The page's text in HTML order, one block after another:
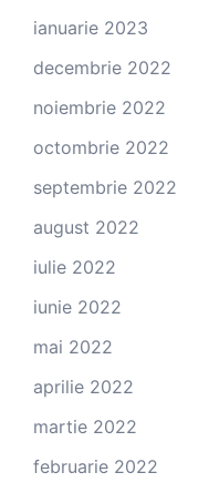
ianuarie 2023
decembrie 2022
noiembrie 2022
octombrie 2022
septembrie 2022
august 2022
iulie 2022
iunie 2022
mai 2022
aprilie 2022
martie 2022
februarie 2022